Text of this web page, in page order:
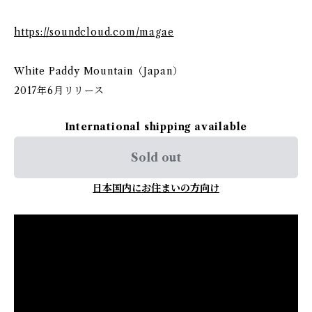
https://soundcloud.com/magae
White Paddy Mountain（Japan）
2017年6月リリース
International shipping available
Sold out
日本国内にお住まいの方向け